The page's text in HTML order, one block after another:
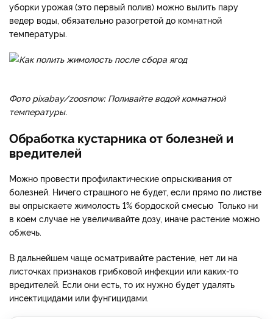
уборки урожая (это первый полив) можно вылить пару
ведер воды, обязательно разогретой до комнатной
температуры.
Фото pixabay/zoosnow: Поливайте водой комнатной
температуры.
Обработка кустарника от болезней и
вредителей
Можно провести профилактические опрыскивания от
болезней. Ничего страшного не будет, если прямо по листве
вы опрыскаете жимолость 1% бордоской смесью Только ни
в коем случае не увеличивайте дозу, иначе растение можно
обжечь.
В дальнейшем чаще осматривайте растение, нет ли на
листочках признаков грибковой инфекции или каких-то
вредителей. Если они есть, то их нужно будет удалять
инсектицидами или фунгицидами.